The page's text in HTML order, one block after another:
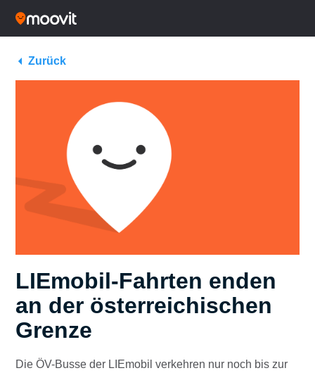
Zurück
LIEmobil-Fahrten enden
an der österreichischen
Grenze
Die ÖV-Busse der LIEmobil verkehren nur noch bis zur